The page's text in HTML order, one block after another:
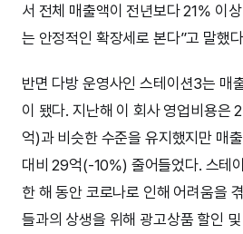
서 전체 매출액이 전년보다 21% 이
는 안정적인 확장세로 본다”고 말했
반면 다방 운영사인 스테이션3는 매
이 됐다. 지난해 이 회사 영업비용은
억)과 비슷한 수준을 유지했지만 매
대비 29억(-10%) 줄어들었다. 스테
한 해 동안 코로나로 인해 어려움을
들과의 상생을 위해 광고상품 할인